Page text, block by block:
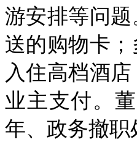
游安排等问题
送的购物卡
入住高档酒
业主支付。
年、政务撤职